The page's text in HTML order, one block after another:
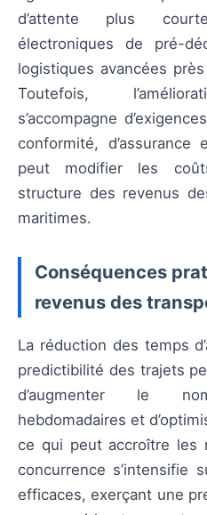
d’attente plus
électroniques de pré-
logistiques avancées
Toutefois,
s’accompagne
conformité,
peut modifier les
structure des revenus
maritimes.
Conséquences
revenus des
La réduction des temps
predictibilité des trajets
d’augmenter le
hebdomadaires et
ce qui peut accroître les
concurrence s’intensifie
efficaces, exerçant une